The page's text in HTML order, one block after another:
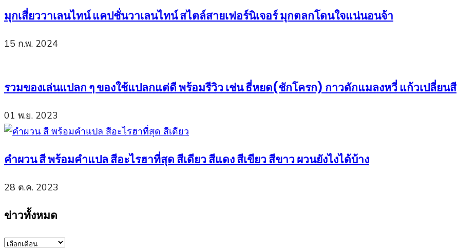
มุกเสี่ยววาเลนไทน์ แคปชั่นวาเลนไทน์ สไตล์สายเฟอร์นิเจอร์ มุกตลกโดนใจแน่นอนจ้า
15 ก.พ. 2024
รวมของเล่นแปลก ๆ ของใช้แปลกแต่ดี พร้อมรีวิว เช่น ธี่หยด(ชักโครก) กาวดักแมลงหวี่ แก้วเปลี่ยนสี
01 พ.ย. 2023
คำผวน สี พร้อมคำแปล สีอะไรฮาที่สุด สีเดียว สีแดง สีเขียว สีขาว ผวนยังไงได้บ้าง
28 ต.ค. 2023
ข่าวทั้งหมด
ข่าว